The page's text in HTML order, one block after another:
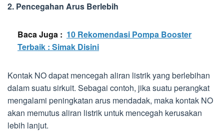
2. Pencegahan Arus Berlebih
Baca Juga : 10 Rekomendasi Pompa Booster
Terbaik : Simak Disini
Kontak NO dapat mencegah aliran listrik yang berlebihan
dalam suatu sirkuit. Sebagai contoh, jika suatu perangkat
mengalami peningkatan arus mendadak, maka kontak NO
akan memutus aliran listrik untuk mencegah kerusakan
lebih lanjut.